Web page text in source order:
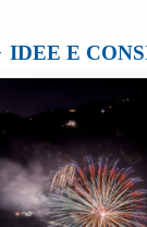
IDEE E